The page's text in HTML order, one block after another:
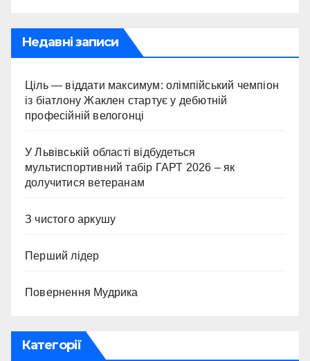
Недавні записи
Ціль — віддати максимум: олімпійський чемпіон
із біатлону Жаклен стартує у дебютній
професійній велогонці
У Львівській області відбудеться
мультиспортивний табір ГАРТ 2026 – як
долучитися ветеранам
З чистого аркушу
Перший лідер
Повернення Мудрика
Категорії